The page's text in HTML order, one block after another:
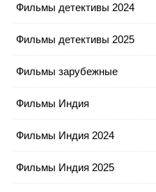
Фильмы детективы 2024
Фильмы детективы 2025
Фильмы зарубежные
Фильмы Индия
Фильмы Индия 2024
Фильмы Индия 2025